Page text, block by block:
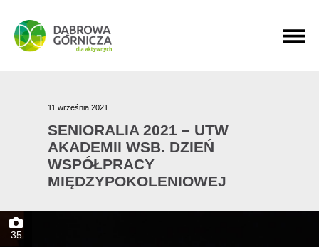
PRZEJDŹ DO MENU GŁÓWNEGO
PRZEJDŹ DO WYSZUKIWARKI
PRZEJDŹ DO TREŚCI
11 września 2021
SENIORALIA 2021 – UTW
AKADEMII WSB. DZIEŃ
WSPÓŁPRACY
MIĘDZYPOKOLENIOWEJ
35